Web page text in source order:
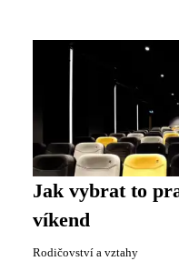
Jak vybrat to
víkend
Rodičovství a vztahy